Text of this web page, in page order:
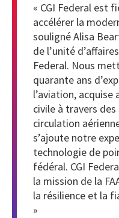
« CGI Federal est
accélérer la
souligné Alisa
de l’unité
Federal. Nous
quarante ans
l’aviation, acquise
civile à travers
circulation
s’ajoute notre
technologie de
fédéral. CGI
la mission de la
la résilience et la
»